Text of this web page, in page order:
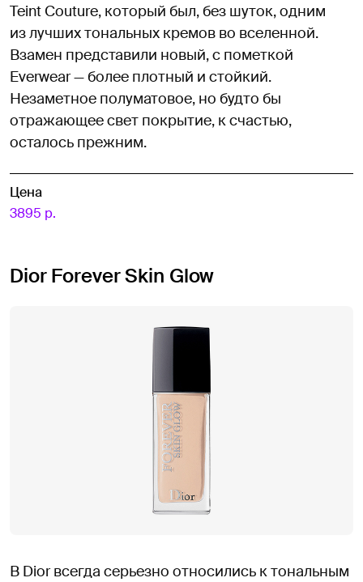
Teint Couture, который был, без шуток, одним
из лучших тональных кремов во вселенной.
Взамен представили новый, с пометкой
Everwear — более плотный и стойкий.
Незаметное полуматовое, но будто бы
отражающее свет покрытие, к счастью,
осталось прежним.
Цена
3895 р.
Dior Forever Skin Glow
В Dior всегда серьезно относились к тональным